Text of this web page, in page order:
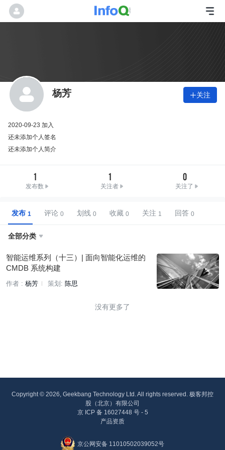
杨芳 关注
2020-09-23 加入
还未添加个人签名
还未添加个人简介
1
发布数
1
关注者
0
关注了
发布 评论 划线 收藏 关注 回答
全部分类 
智能运维系列（十三）| 面向智能化运维的
CMDB 系统构建
作者 : 杨芳 策划: 陈思
没有更多了
Copyright © 2026, Geekbang Technology Ltd. All rights reserved. 极客邦控
股（北京）有限公司
京 ICP 备 16027448 号 - 5
产品资质
京公网安备 11010502039052号